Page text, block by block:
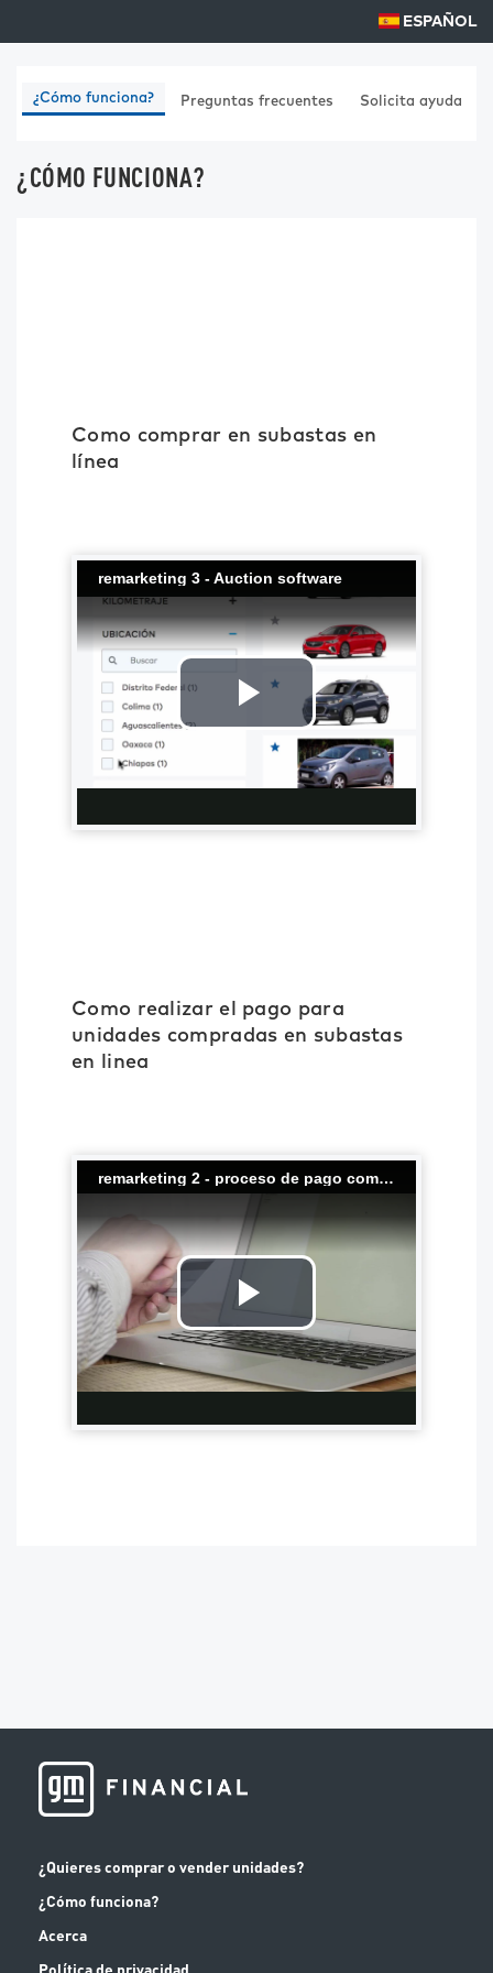
ESPAÑOL
¿Cómo funciona? Preguntas frecuentes Solicita ayuda
¿CÓMO FUNCIONA?
Como comprar en subastas en
línea
Como realizar el pago para
unidades compradas en subastas
en linea
¿Quieres comprar o vender unidades?
¿Cómo funciona?
Acerca
Política de privacidad